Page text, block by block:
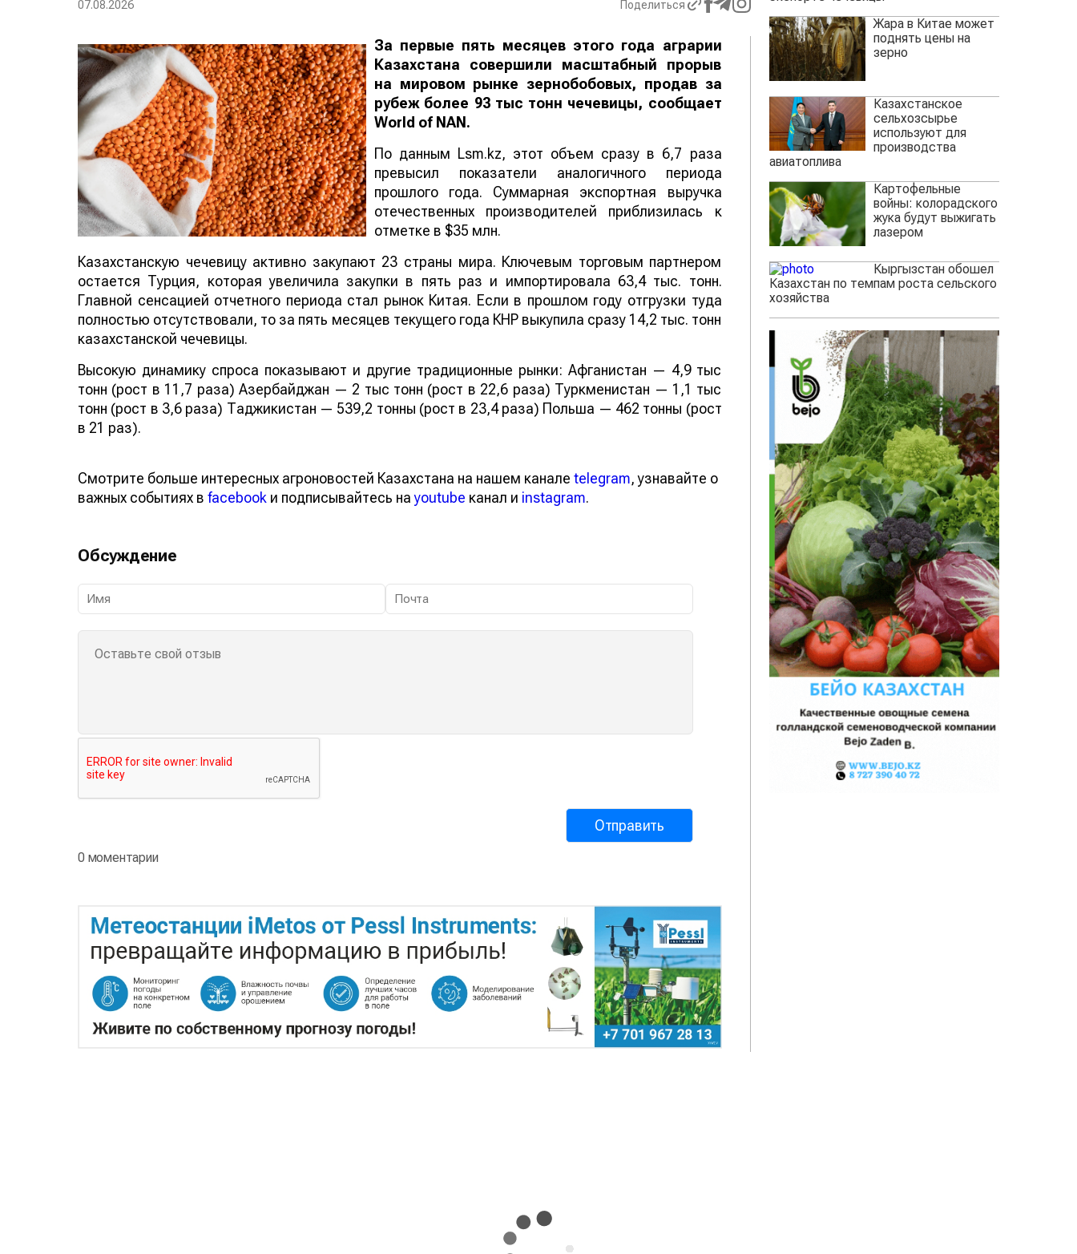
07.08.2026 Поделиться
За первые пять месяцев этого года аграрии
Казахстана совершили масштабный прорыв
на мировом рынке зернобобовых, продав за
рубеж более 93 тыс тонн чечевицы, сообщает
World of NAN .
По данным Lsm.kz, этот объем сразу в 6,7 раза
превысил показатели аналогичного периода
прошлого года. Суммарная экспортная выручка
отечественных производителей приблизилась к
отметке в $35 млн.
Казахстанскую чечевицу активно закупают 23 страны мира. Ключевым торговым партнером
остается Турция, которая увеличила закупки в пять раз и импортировала 63,4 тыс. тонн.
Главной сенсацией отчетного периода стал рынок Китая. Если в прошлом году отгрузки туда
полностью отсутствовали, то за пять месяцев текущего года КНР выкупила сразу 14,2 тыс. тонн
казахстанской чечевицы.
Высокую динамику спроса показывают и другие традиционные рынки: Афганистан — 4,9 тыс
тонн (рост в 11,7 раза) Азербайджан — 2 тыс тонн (рост в 22,6 раза) Туркменистан — 1,1 тыс
тонн (рост в 3,6 раза) Таджикистан — 539,2 тонны (рост в 23,4 раза) Польша — 462 тонны (рост
в 21 раз).
Смотрите больше интересных агроновостей Казахстана на нашем канале telegram, узнавайте о
важных событиях в facebook и подписывайтесь наyoutube канал и instagram.
Обсуждение
0 моментарии
Жара в Китае может
поднять цены на
зерно
Казахстанское
сельхозсырье
используют для
производства
авиатоплива
Картофельные
войны: колорадского
жука будут выжигать
лазером
Кыргызстан обошел
Казахстан по темпам роста сельского
хозяйства